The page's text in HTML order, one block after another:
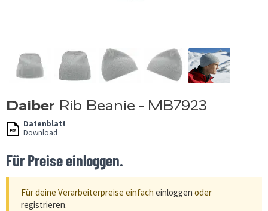
Daiber Rib Beanie - MB7923
Datenblatt
Download
Für Preise einloggen.
Für deine Verarbeiterpreise einfach einloggen oder
registrieren.